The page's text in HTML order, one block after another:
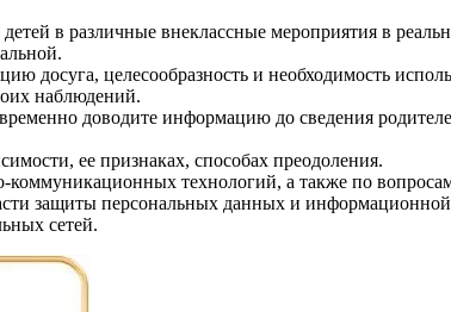
в различные внеклассные мероприятия в
досуга, целесообразность и необходимость
наблюдений.
доводите информацию до сведения
ее признаках, способах преодоления.
технологий, а также по вопросам
защиты персональных данных и
сетей.